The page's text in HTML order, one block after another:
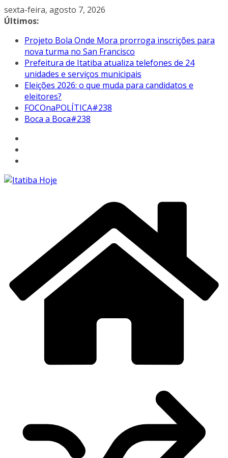
Pular
para
conteúdo
sexta-feira, agosto 7, 2026
Últimos:
Projeto Bola Onde Mora prorroga inscrições para
nova turma no San Francisco
Prefeitura de Itatiba atualiza telefones de 24
unidades e serviços municipais
Eleições 2026: o que muda para candidatos e
eleitores?
FOCOnaPOLÍTICA#238
Boca a Boca#238